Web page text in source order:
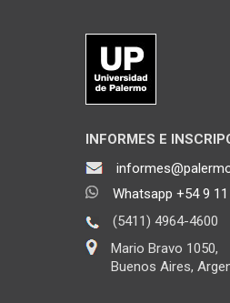
INFORMES E
Whatsapp +54 9
(5411) 4964-4600
Mario Bravo 1050,
Buenos Aires,